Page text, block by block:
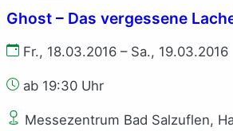
Ghost – Das vergessene
Fr., 18.03.2016 – Sa., 19.03.2016
ab 19:30 Uhr
Messezentrum Bad Salzuflen,